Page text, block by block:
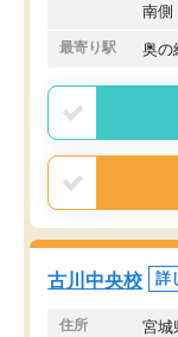
南側
最寄り駅 奥の
古川中央校 詳
住所 宮城